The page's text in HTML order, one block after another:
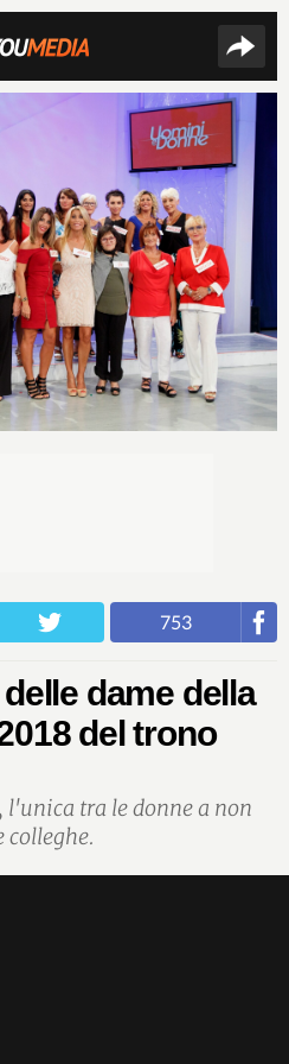
753
dame della
del trono
l'unica tra le donne a non
colleghe.